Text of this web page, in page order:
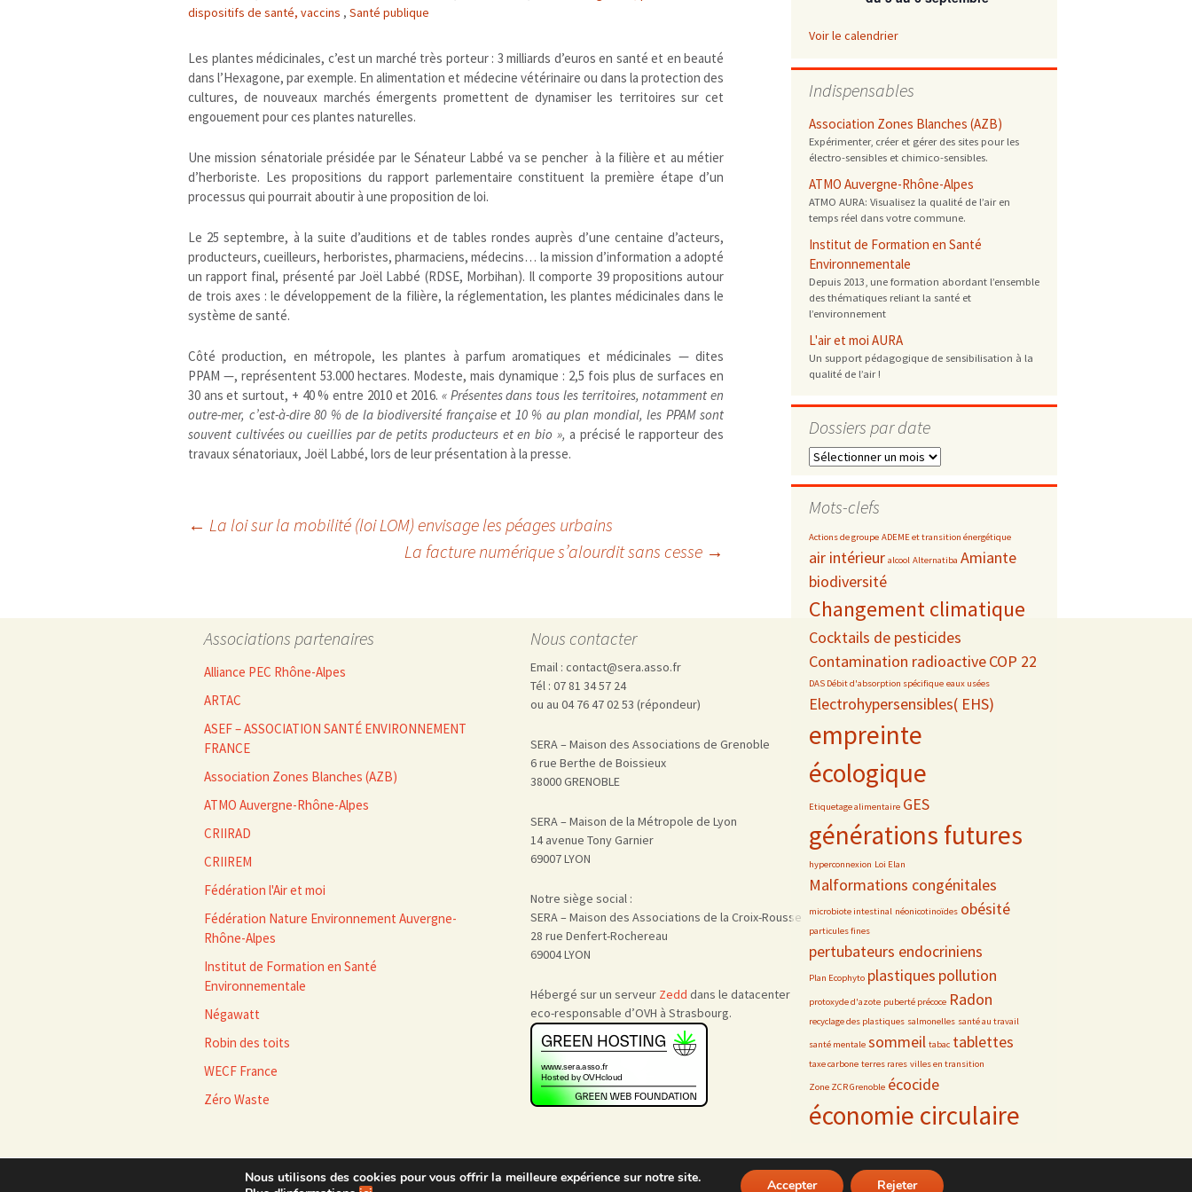
modes de conservation et de cuisson
Changements climatiques
Contamination infectieuse
cancérigène / mutagène / reprotoxique
perturbateurs endocriniens
PFAS
recyclage
traitements
Décisions politiques et juridiques
européenne
internationale
mers et océans
renouvelables / transition énergétique
Environnement numérique
Études scientifiques
épidémiologique
rapport économique
Jurisprudence
Logement
offre de soins
Petite enfance
Pharmacovigilance, produits et
dispositifs de santé, vaccins
Population à risque
adolescents
femmes enceintes / enfants
Publications recommandées
Santé publique
Sols
dispositifs de santé, vaccins , Santé publique
Les plantes médicinales, c’est un marché très porteur : 3 milliards d’euros en santé et en beauté
dans l’Hexagone, par exemple. En alimentation et médecine vétérinaire ou dans la protection des
cultures, de nouveaux marchés émergents promettent de dynamiser les territoires sur cet
engouement pour ces plantes naturelles.
Une mission sénatoriale présidée par le Sénateur Labbé va se pencher à la filière et au métier
d’herboriste. Les propositions du rapport parlementaire constituent la première étape d’un
processus qui pourrait aboutir à une proposition de loi.
Le 25 septembre, à la suite d’auditions et de tables rondes auprès d’une centaine d’acteurs,
producteurs, cueilleurs, herboristes, pharmaciens, médecins… la mission d’information a adopté
un rapport final, présenté par Joël Labbé (RDSE, Morbihan). Il comporte 39 propositions autour
de trois axes : le développement de la filière, la réglementation, les plantes médicinales dans le
système de santé.
Côté production, en métropole, les plantes à parfum aromatiques et médicinales — dites
PPAM —, représentent 53.000 hectares. Modeste, mais dynamique : 2,5 fois plus de surfaces en
30 ans et surtout, + 40% entre 2010 et 2016. « Présentes dans tous les territoires, notamment en
outre-mer, c’est-à-dire 80 % de la biodiversité française et 10 % au plan mondial, les PPAMsont
souvent cultivées ou cueillies par de petits producteurs et en bio », a précisé le rapporteur des
travaux sénatoriaux, Joël Labbé, lors de leur présentation à la presse.
Navigation
← La loi sur la mobilité (loi LOM) envisage les péages urbains
La facture numérique s’alourdit sans cesse →
Voir le calendrier
Indispensables
Association Zones Blanches (AZB)
Expérimenter, créer et gérer des sites pour les
électro-sensibles et chimico-sensibles.
ATMO Auvergne-Rhône-Alpes
ATMO AURA: Visualisez la qualité de l’air en
temps réel dans votre commune.
Institut de Formation en Santé
Environnementale
Depuis 2013, une formation abordant l’ensemble
des thématiques reliant la santé et
l’environnement
L'air et moi AURA
Un support pédagogique de sensibilisation à la
qualité de l’air !
Dossiers par date
Dossiers
date
Mots-clefs
Actions de groupe ADEME et transition énergétique
air intérieur alcool Alternatiba Amiante
biodiversité
Changement climatique
Cocktails de pesticides
Contamination radioactiveCOP 22
DAS Débit d'absorption spécifique eaux usées
Electrohypersensibles( EHS)
empreinte
écologique
Etiquetage alimentaire GES
générations futures
hyperconnexion Loi Elan
Malformations congénitales
microbiote intestinal néonicotinoïdes obésité
particules fines
pertubateurs endocriniens
Plan Ecophyto plastiques pollution
protoxyde d'azote puberté précoce Radon
recyclage des plastiques salmonelles santé au travail
santé mentale sommeil tabac tablettes
taxe carbone terres rares villes en transition
Zone ZCR Grenoble écocide
économie circulaire
Associations partenaires
Alliance PEC Rhône-Alpes
ARTAC
ASEF – ASSOCIATION SANTÉ ENVIRONNEMENT
FRANCE
Association Zones Blanches (AZB)
ATMO Auvergne-Rhône-Alpes
CRIIRAD
CRIIREM
Fédération l'Air et moi
Fédération Nature Environnement Auvergne-
Rhône-Alpes
Institut de Formation en Santé
Environnementale
Négawatt
Robin des toits
WECF France
Zéro Waste
Nous contacter
Email : contact@sera.asso.fr
Tél : 07 81 34 57 24
ou au 04 76 47 02 53 (répondeur)
SERA – Maison des Associations de Grenoble
6 rue Berthe de Boissieux
38000 GRENOBLE
SERA – Maison de la Métropole de Lyon
14 avenue Tony Garnier
69007 LYON
Notre siège social :
SERA – Maison des Associations de la Croix-Rousse
28 rue Denfert-Rochereau
69004 LYON
Hébergé sur un serveur Zedd dans le datacenter
eco-responsable d’OVH à Strasbourg.
Nous utilisons des cookies pour vous offrir la meilleure expérience sur notre site.
Accepter Rejeter